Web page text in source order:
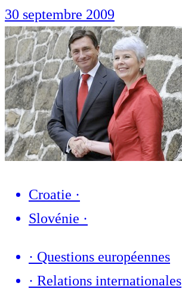
30 septembre 2009
Croatie ·
Slovénie ·
· Questions européennes
· Relations internationales